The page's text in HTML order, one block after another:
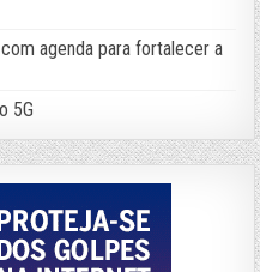
agenda para fortalecer a
5G